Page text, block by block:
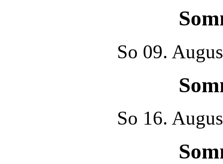
So 09.
So 16.